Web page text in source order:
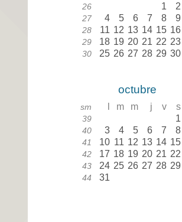
26 1 2
27 4 5 6 7 8 9
28 11 12 13 14 15 16
29 18 19 20 21 22 23
30 25 26 27 28 29 30
octubre
sm m m j v s
39 1
40 3 4 5 6 7 8
41 10 11 12 13 14 15
42 17 18 19 20 21 22
43 24 25 26 27 28 29
44 31